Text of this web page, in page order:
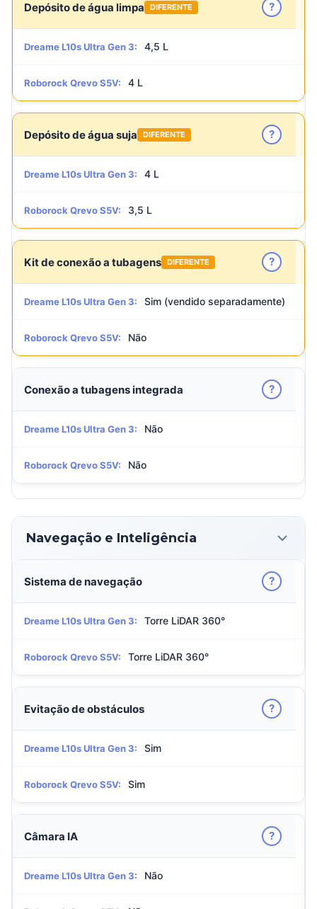
Depósito de água limpa DIFERENTE ?
Dreame L10s Ultra Gen 3: 4,5 L
Roborock Qrevo S5V: 4 L
Depósito de água suja DIFERENTE ?
Dreame L10s Ultra Gen 3: 4 L
Roborock Qrevo S5V: 3,5 L
Kit de conexão a tubagens DIFERENTE ?
Dreame L10s Ultra Gen 3: Sim (vendido separadamente)
Roborock Qrevo S5V: Não
Conexão a tubagens integrada ?
Dreame L10s Ultra Gen 3: Não
Roborock Qrevo S5V: Não
Navegação e Inteligência
Sistema de navegação ?
Dreame L10s Ultra Gen 3: Torre LiDAR 360°
Roborock Qrevo S5V: Torre LiDAR 360°
Evitação de obstáculos ?
Dreame L10s Ultra Gen 3: Sim
Roborock Qrevo S5V: Sim
Câmara IA ?
Dreame L10s Ultra Gen 3: Não